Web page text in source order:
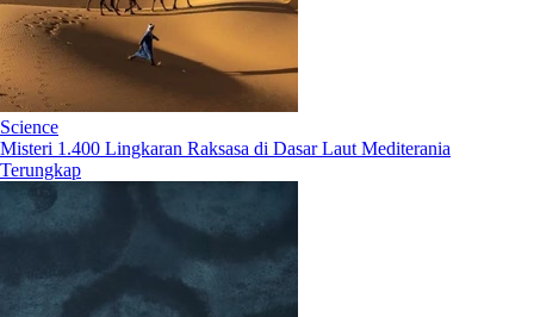
Science
Misteri 1.400 Lingkaran Raksasa di Dasar Laut Mediterania
Terungkap